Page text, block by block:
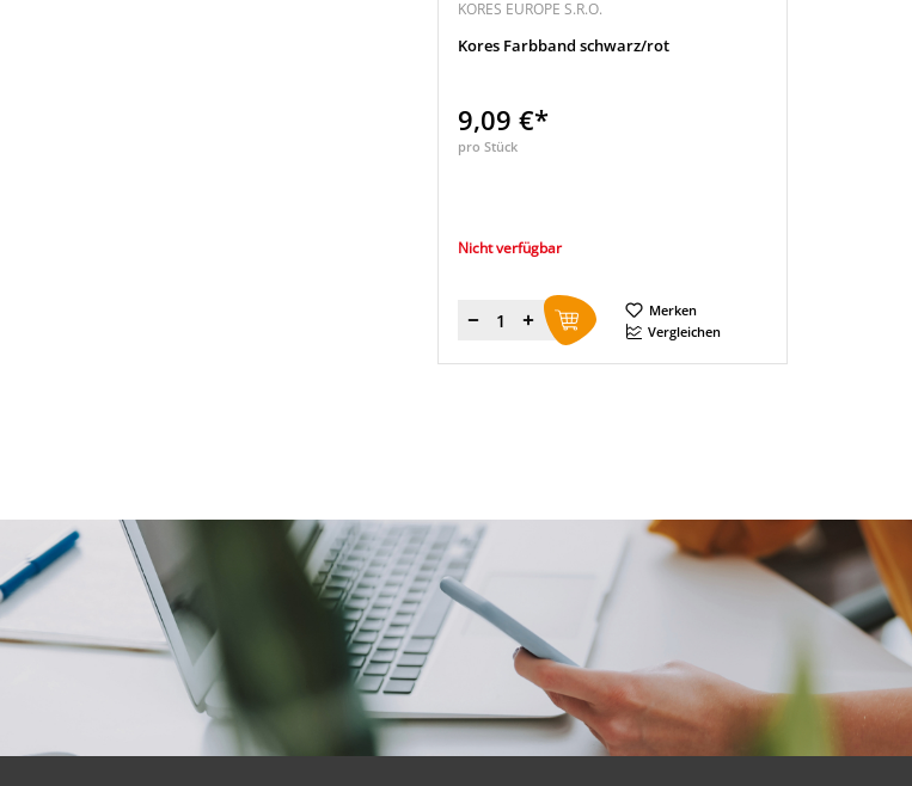
KORES EUROPE S.R.O.
Kores Farbband schwarz/rot
9,09 €*
pro Stück
Nicht verfügbar
Menge
Merken
Vergleichen